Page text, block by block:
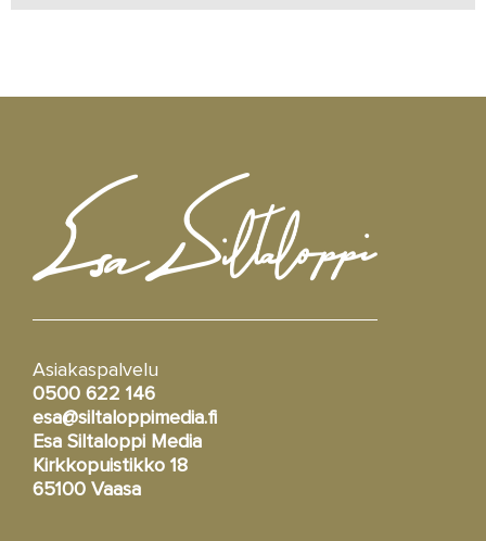
Asiakaspalvelu
0500 622 146
esa@siltaloppimedia.fi
Esa Siltaloppi Media
Kirkkopuistikko 18
65100 Vaasa